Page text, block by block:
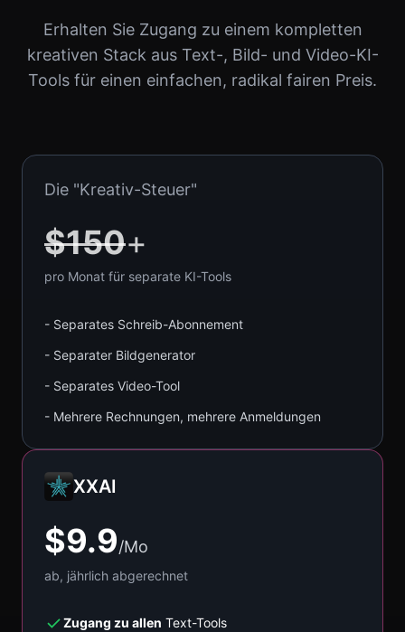
Erhalten Sie Zugang zu einem kompletten
kreativen Stack aus Text-, Bild- und Video-KI-
Tools für einen einfachen, radikal fairen Preis.
Die "Kreativ-Steuer"
$150+
pro Monat für separate KI-Tools
- Separates Schreib-Abonnement
- Separater Bildgenerator
- Separates Video-Tool
- Mehrere Rechnungen, mehrere Anmeldungen
XXAI
$9.9/Mo
ab, jährlich abgerechnet
Zugang zu allen Text-Tools